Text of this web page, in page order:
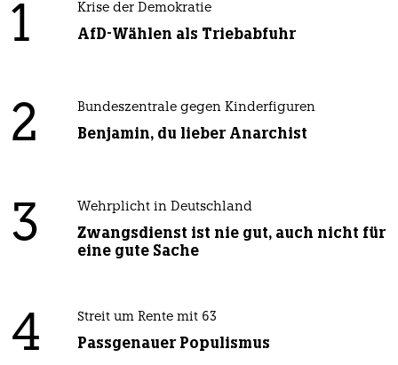
1 Krise der Demokratie
AfD-Wählen als Triebabfuhr
2 Bundeszentrale gegen Kinderfiguren
Benjamin, du lieber Anarchist
3 Wehrplicht in Deutschland
Zwangsdienst ist nie gut, auch nicht für
eine gute Sache
4 Streit um Rente mit 63
Passgenauer Populismus